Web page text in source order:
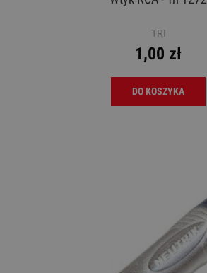
TRI
1,00 zł
DO KOSZYKA